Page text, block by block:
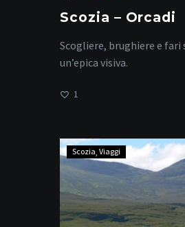
Scozia – Orcadi
Scogliere, brughiere e
un’epica visiva.
1
Scozia Viaggi